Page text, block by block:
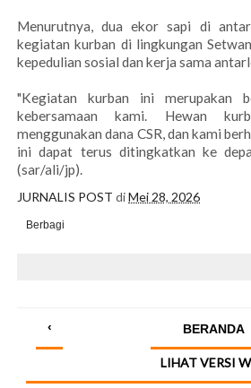
Menurutnya, dua ekor sapi di
kegiatan kurban di lingkungan
kepedulian sosial dan kerja sama
"Kegiatan kurban ini merupakan
kebersamaan kami. Hewan
menggunakan dana CSR, dan kami
ini dapat terus ditingkatkan ke
(sar/ali/jp).
JURNALIS POST diMei 28, 2026
Berbagi
‹ BERANDA
LIHAT VERSI